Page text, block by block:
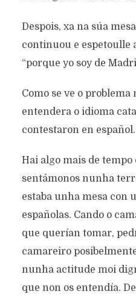
Despois, xa na súa
continuou e espetoulle
“porque yo soy de
Como se ve o
entendera o idioma
contestaron en
Hai algo mais de tempo
sentámonos nunha
estaba unha mesa con
españolas. Cando o
que querían tomar,
camareiro
nunha actitude moi
que non os entendía.